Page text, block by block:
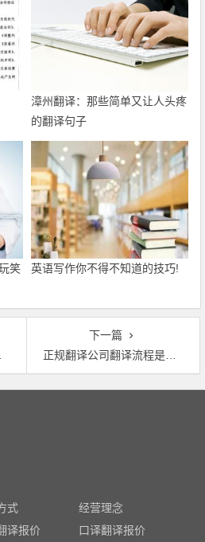
漳州翻译：那些简单又让人头疼
的翻译句子
笑 英语写作你不得不知道的技巧!
下一篇
正规翻译公司翻译流程是怎样的
式
经营理念
译报价 口译翻译报价